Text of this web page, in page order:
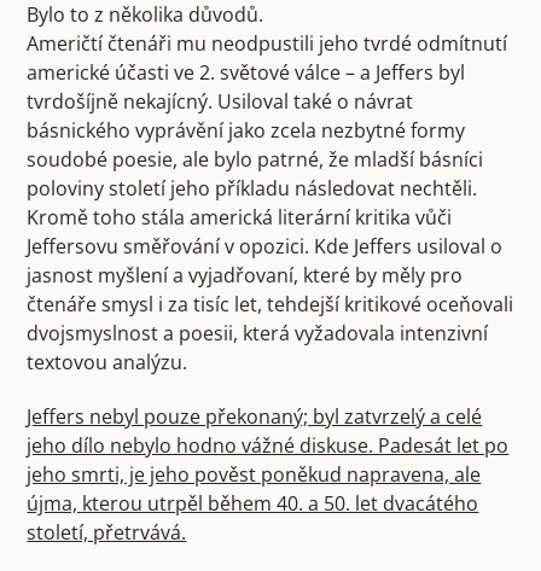
Bylo to z několika důvodů.
Američtí čtenáři mu neodpustili jeho tvrdé odmítnutí
americké účasti ve 2. světové válce – a Jeffers byl
tvrdošíjně nekajícný. Usiloval také o návrat
básnického vyprávění jako zcela nezbytné formy
soudobé poesie, ale bylo patrné, že mladší básníci
poloviny století jeho příkladu následovat nechtěli.
Kromě toho stála americká literární kritika vůči
Jeffersovu směřování v opozici. Kde Jeffers usiloval o
jasnost myšlení a vyjadřovaní, které by měly pro
čtenáře smysl i za tisíc let, tehdejší kritikové oceňovali
dvojsmyslnost a poesii, která vyžadovala intenzivní
textovou analýzu.
Jeffers nebyl pouze překonaný; byl zatvrzelý a celé
jeho dílo nebylo hodno vážné diskuse. Padesát let po
jeho smrti, je jeho pověst poněkud napravena, ale
újma, kterou utrpěl během 40. a 50. let dvacátého
století, přetrvává.